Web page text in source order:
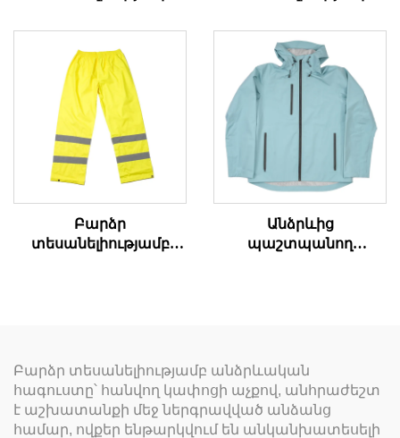
վերարկու
աշխատանքային
կարճ տաբատներ
Բարձր
տեսանելիությամբ
Անձրևից
պաշտպանող
Բարձր տեսանելիությամբ անձրևական
հագուստը՝ հանվող կափոցի աչքով, անհրաժեշտ
է աշխատանքի մեջ ներգրավված անձանց
համար, ովքեր ենթարկվում են անկանխատեսելի